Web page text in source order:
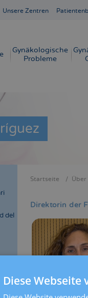
Unsere Zentren
Gynäkologische
Probleme
del
Startseite Über
Direktorin der
Diese Webseite